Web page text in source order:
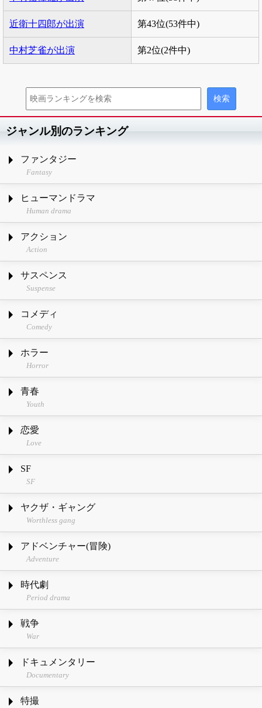
近衛十四郎が出演 第43位(53件中)
中村芝雀が出演 第2位(2件中)
ジャンル別のランキング
ファンタジー
Fantasy
ヒューマンドラマ
Human drama
アクション
Action
サスペンス
Suspense
コメディ
Comedy
ホラー
Horror
青春
Youth
恋愛
Love
SF
SF
ヤクザ・ギャング
Worthless gang
アドベンチャー(冒険)
Adventure
時代劇
Period drama
戦争
War
ドキュメンタリー
Documentary
特撮